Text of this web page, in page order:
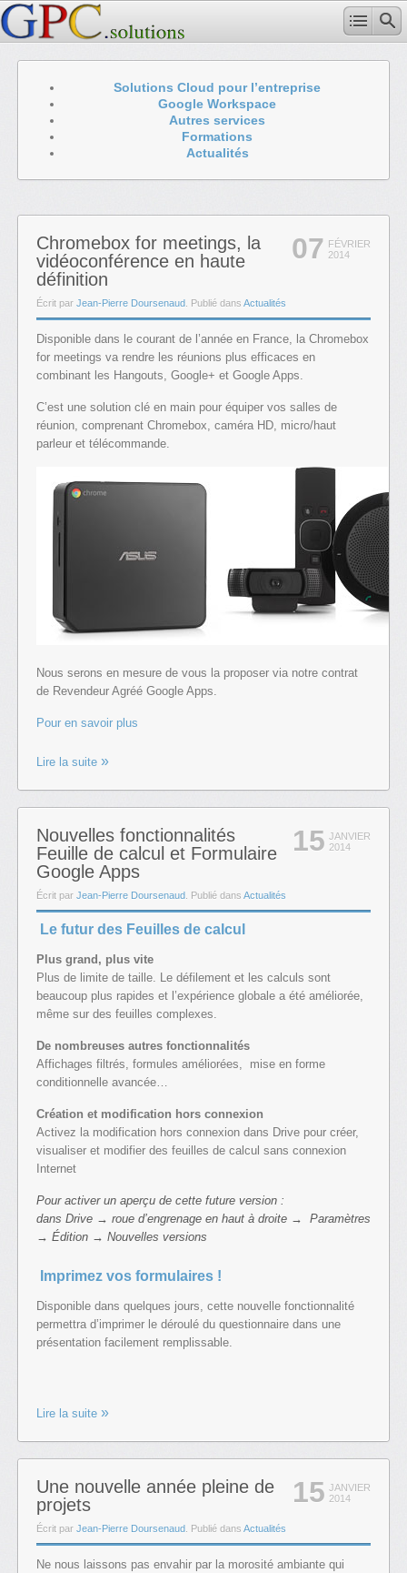
Solutions Cloud pour l’entreprise
Google Workspace
Autres services
Formations
Actualités
07 FÉVRIER
2014
Chromebox for meetings, la
vidéoconférence en haute
définition
Écrit par Jean-Pierre Doursenaud . Publié dans Actualités
Disponible dans le courant de l’année en France, la Chromebox
for meetings va rendre les réunions plus efficaces en
combinant les Hangouts, Google+ et Google Apps.
C’est une solution clé en main pour équiper vos salles de
réunion, comprenant Chromebox, caméra HD, micro/haut
parleur et télécommande.
Nous serons en mesure de vous la proposer via notre contrat
de Revendeur Agréé Google Apps.
Pour en savoir plus
Lire la suite
15 JANVIER
2014
Nouvelles fonctionnalités
Feuille de calcul et Formulaire
Google Apps
Écrit par Jean-Pierre Doursenaud . Publié dans Actualités
Le futur des Feuilles de calcul
Plus grand, plus vite
Plus de limite de taille. Le défilement et les calculs sont
beaucoup plus rapides et l’expérience globale a été améliorée,
même sur des feuilles complexes.
De nombreuses autres fonctionnalités
Affichages filtrés, formules améliorées, mise en forme
conditionnelle avancée…
Création et modification hors connexion
Activez la modification hors connexion dans Drive pour créer,
visualiser et modifier des feuilles de calcul sans connexion
Internet
Pour activer un aperçu de cette future version :
dans Drive → roue d’engrenage en haut à droite → Paramètres
→ Édition → Nouvelles versions
Imprimez vos formulaires !
Disponible dans quelques jours, cette nouvelle fonctionnalité
permettra d’imprimer le déroulé du questionnaire dans une
présentation facilement remplissable.
Lire la suite
15 JANVIER
2014
Une nouvelle année pleine de
projets
Écrit par Jean-Pierre Doursenaud . Publié dans Actualités
Ne nous laissons pas envahir par la morosité ambiante qui